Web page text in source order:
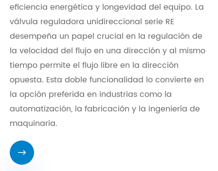
eficiencia energética y longevidad del equipo. La
válvula reguladora unidireccional serie RE
desempeña un papel crucial en la regulación de
la velocidad del flujo en una dirección y al mismo
tiempo permite el flujo libre en la dirección
opuesta. Esta doble funcionalidad lo convierte en
la opción preferida en industrias como la
automatización, la fabricación y la ingeniería de
maquinaria.
